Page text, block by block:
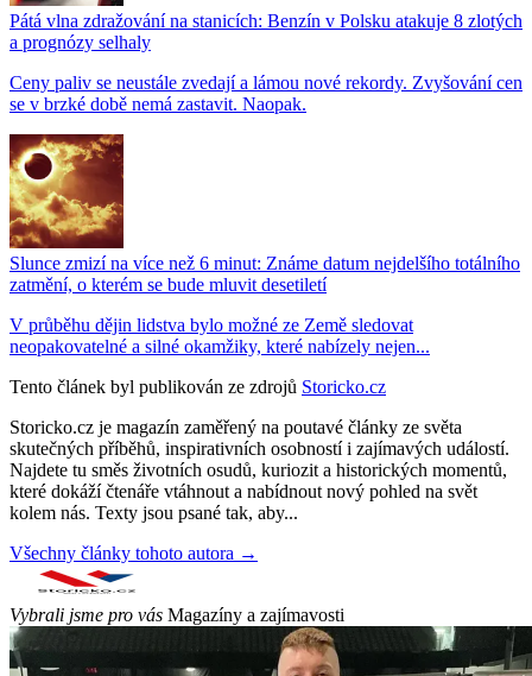
Pátá vlna zdražování na stanicích: Benzín v Polsku atakuje 8 zlotých
a prognózy selhaly
Ceny paliv se neustále zvedají a lámou nové rekordy. Zvyšování cen
se v brzké době nemá zastavit. Naopak.
Slunce zmizí na více než 6 minut: Známe datum nejdelšího totálního
zatmění, o kterém se bude mluvit desetiletí
V průběhu dějin lidstva bylo možné ze Země sledovat
neopakovatelné a silné okamžiky, které nabízely nejen...
Tento článek byl publikován ze zdrojů Storicko.cz
Storicko.cz je magazín zaměřený na poutavé články ze světa
skutečných příběhů, inspirativních osobností i zajímavých událostí.
Najdete tu směs životních osudů, kuriozit a historických momentů,
které dokáží čtenáře vtáhnout a nabídnout nový pohled na svět
kolem nás. Texty jsou psané tak, aby...
Všechny články tohoto autora →
Vybrali jsme pro vás Magazíny a zajímavosti